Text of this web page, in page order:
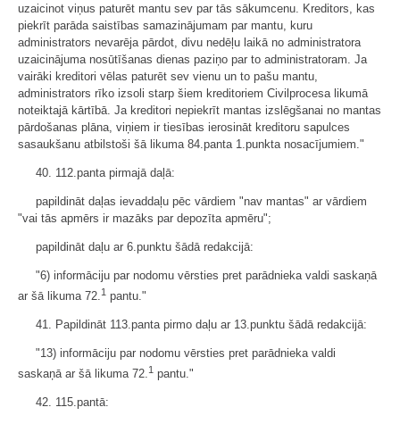
uzaicinot viņus paturēt mantu sev par tās sākumcenu. Kreditors, kas
piekrīt parāda saistības samazinājumam par mantu, kuru
administrators nevarēja pārdot, divu nedēļu laikā no administratora
uzaicinājuma nosūtīšanas dienas paziņo par to administratoram. Ja
vairāki kreditori vēlas paturēt sev vienu un to pašu mantu,
administrators rīko izsoli starp šiem kreditoriem Civilprocesa likumā
noteiktajā kārtībā. Ja kreditori nepiekrīt mantas izslēgšanai no mantas
pārdošanas plāna, viņiem ir tiesības ierosināt kreditoru sapulces
sasaukšanu atbilstoši šā likuma 84.panta 1.punkta nosacījumiem."
40. 112.panta pirmajā daļā:
papildināt daļas ievaddaļu pēc vārdiem "nav mantas" ar vārdiem
"vai tās apmērs ir mazāks par depozīta apmēru";
papildināt daļu ar 6.punktu šādā redakcijā:
"6) informāciju par nodomu vērsties pret parādnieka valdi saskaņā
ar šā likuma 72. 1 pantu."
41. Papildināt 113.panta pirmo daļu ar 13.punktu šādā redakcijā:
"13) informāciju par nodomu vērsties pret parādnieka valdi
saskaņā ar šā likuma 72.1 pantu."
42. 115.pantā: